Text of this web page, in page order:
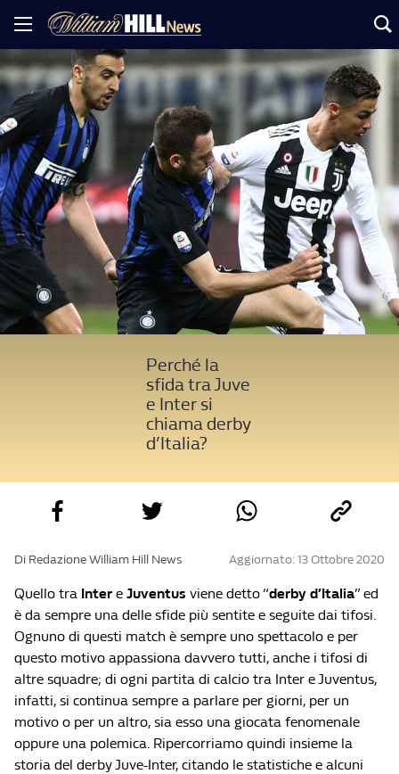
Perché la
sfida tra Juve
e Inter si
chiama derby
d’Italia?
Di Redazione William Hill News Aggiornato: 13 Ottobre 2020
Quello tra Inter e Juventus viene detto “derby d’Italia” ed
è da sempre una delle sfide più sentite e seguite dai tifosi.
Ognuno di questi match è sempre uno spettacolo e per
questo motivo appassiona davvero tutti, anche i tifosi di
altre squadre; di ogni partita di calcio tra Inter e Juventus,
infatti, si continua sempre a parlare per giorni, per un
motivo o per un altro, sia esso una giocata fenomenale
oppure una polemica. Ripercorriamo quindi insieme la
storia del derby Juve-Inter, citando le statistiche e alcuni